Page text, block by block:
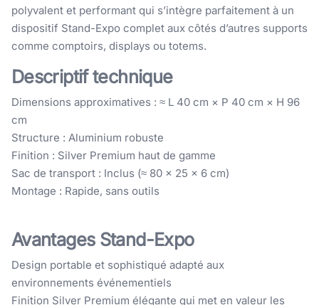
polyvalent et performant qui s’intègre parfaitement à un
dispositif Stand-Expo complet aux côtés d’autres supports
comme comptoirs, displays ou totems.
Descriptif technique
Dimensions approximatives : ≈ L 40 cm × P 40 cm × H 96
cm
Structure : Aluminium robuste
Finition : Silver Premium haut de gamme
Sac de transport : Inclus (≈ 80 × 25 × 6 cm)
Montage : Rapide, sans outils
Avantages Stand-Expo
Design portable et sophistiqué adapté aux
environnements événementiels
Finition Silver Premium élégante qui met en valeur les